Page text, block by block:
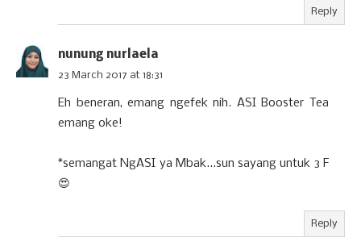
Reply
nunung nurlaela
23 March 2017 at 18:31
Eh beneran, emang ngefek nih. ASI Booster Tea
emang oke!
*semangat NgASI ya Mbak...sun sayang untuk 3 F
😍
Reply